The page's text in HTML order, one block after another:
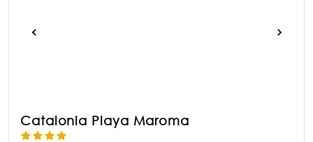
Catalonia Playa Maroma